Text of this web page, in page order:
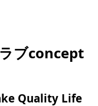
ブconcept
Quality Life